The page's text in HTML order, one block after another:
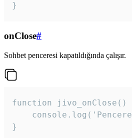
}
onClose#
Sohbet penceresi kapatıldığında çalışır.
function jivo_onClose()
}